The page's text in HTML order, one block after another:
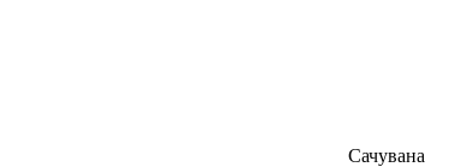
Сачувана